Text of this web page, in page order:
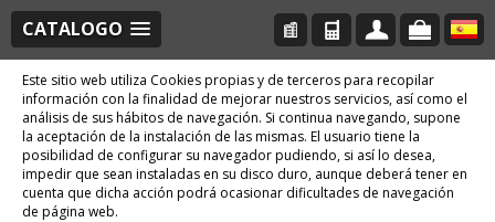
CATALOGO
Este sitio web utiliza Cookies propias y de terceros para recopilar
información con la finalidad de mejorar nuestros servicios, así como el
análisis de sus hábitos de navegación. Si continua navegando, supone
la aceptación de la instalación de las mismas. El usuario tiene la
posibilidad de configurar su navegador pudiendo, si así lo desea,
impedir que sean instaladas en su disco duro, aunque deberá tener en
cuenta que dicha acción podrá ocasionar dificultades de navegación
de página web.